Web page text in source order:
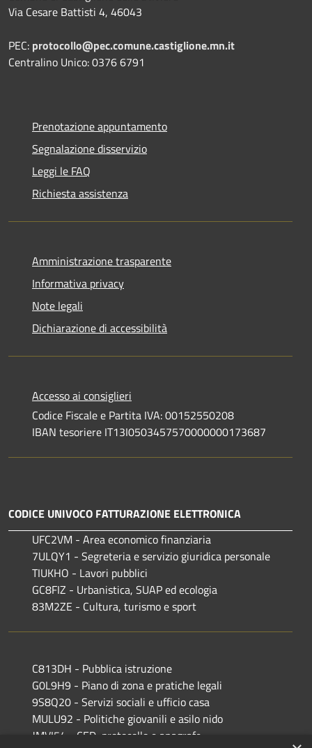
Via Cesare Battisti 4, 46043
PEC: protocollo@pec.comune.castiglione.mn.it
Centralino Unico: 0376 6791
Prenotazione appuntamento
Segnalazione disservizio
Leggi le FAQ
Richiesta assistenza
Amministrazione trasparente
Informativa privacy
Note legali
Dichiarazione di accessibilità
Accesso ai consiglieri
Codice Fiscale e Partita IVA: 00152550208
IBAN tesoriere IT13I0503457570000000173687
CODICE UNIVOCO FATTURAZIONE ELETTRONICA
UFC2VM - Area economico finanziaria
7ULQY1 - Segreteria e servizio giuridica personale
TIUKHO - Lavori pubblici
GC8FIZ - Urbanistica, SUAP ed ecologia
83M2ZE - Cultura, turismo e sport
C813DH - Pubblica istruzione
G0L9H9 - Piano di zona e pratiche legali
9S8Q20 - Servizi sociali e ufficio casa
MULU92 - Politiche giovanili e asilo nido
JMVI54 - CED, protocollo e anagrafe